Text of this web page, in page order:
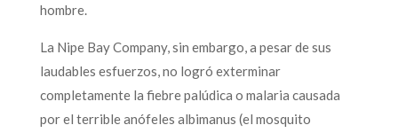
hombre.
La Nipe Bay Company, sin embargo, a pesar de sus
laudables esfuerzos, no logró exterminar
completamente la fiebre palúdica o malaria causada
por el terrible anófeles albimanus (el mosquito